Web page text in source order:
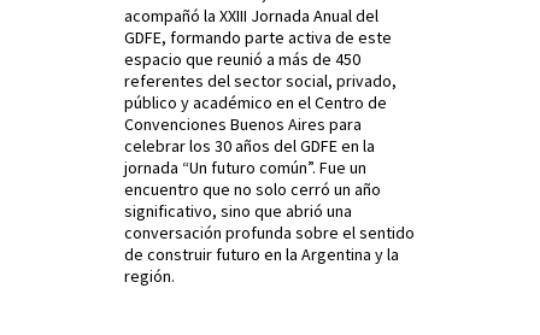
acompañó la XXIII Jornada Anual del
GDFE, formando parte activa de este
espacio que reunió a más de 450
referentes del sector social, privado,
público y académico en el Centro de
Convenciones Buenos Aires para
celebrar los 30 años del GDFE en la
jornada “Un futuro común”. Fue un
encuentro que no solo cerró un año
significativo, sino que abrió una
conversación profunda sobre el sentido
de construir futuro en la Argentina y la
región.